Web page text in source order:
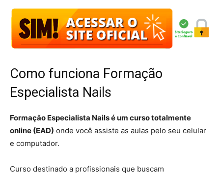
Como funciona Formação
Especialista Nails
Formação Especialista Nails é um curso totalmente
online (EAD) onde você assiste as aulas pelo seu celular
e computador.
Curso destinado a profissionais que buscam